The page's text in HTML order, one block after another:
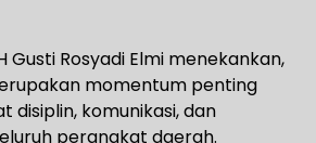
Gusti Rosyadi Elmi menekankan,
momentum penting
disiplin, komunikasi, dan
perangkat daerah.